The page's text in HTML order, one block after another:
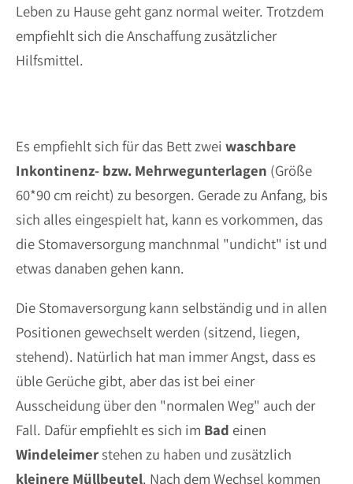
Leben zu Hause geht ganz normal weiter. Trotzdem
empfiehlt sich die Anschaffung zusätzlicher
Hilfsmittel.
Es empfiehlt sich für das Bett zwei waschbare
Inkontinenz- bzw. Mehrwegunterlagen (Größe
60*90 cm reicht) zu besorgen. Gerade zu Anfang, bis
sich alles eingespielt hat, kann es vorkommen, das
die Stomaversorgung manchnmal "undicht" ist und
etwas danaben gehen kann.
Die Stomaversorgung kann selbständig und in allen
Positionen gewechselt werden (sitzend, liegen,
stehend). Natürlich hat man immer Angst, dass es
üble Gerüche gibt, aber das ist bei einer
Ausscheidung über den "normalen Weg" auch der
Fall. Dafür empfiehlt es sich im Bad einen
Windeleimerstehen zu haben und zusätzlich
kleinere Müllbeutel. Nach dem Wechsel kommen